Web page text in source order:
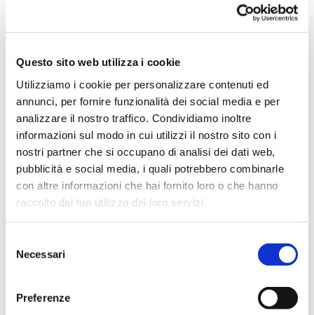
Questo sito web utilizza i cookie
Utilizziamo i cookie per personalizzare contenuti ed
annunci, per fornire funzionalità dei social media e per
analizzare il nostro traffico. Condividiamo inoltre
informazioni sul modo in cui utilizzi il nostro sito con i
nostri partner che si occupano di analisi dei dati web,
pubblicità e social media, i quali potrebbero combinarle
con altre informazioni che hai fornito loro o che hanno
raccolto dal tuo utilizzo dei loro servizi.
delNecessari
Preferenze
Sicurezza alimentare ed efficienza energetica:
Discute l’importanza di soluzioni di pulizia avanzate
moderni sistemi IQF.
Tecnologia di congelamento criogenico e
meccanico:
Il libro bianco analizza i due metodi principali di
congelamento del formaggio IQF, quello criogenico e
quello meccanico. Il congelamento criogenico, che
utilizza azoto liquido o anidride carbonica, è noto per le
sue capacità di congelamento rapido ma comporta costi
operativi più elevati a causa della necessità di ingenti
volumi di refrigerante. D’altro canto, la surgelazione
l’ammoniaca o l’anidride carbonica, offrendo una
soluzione più conveniente a lungo termine nonostante